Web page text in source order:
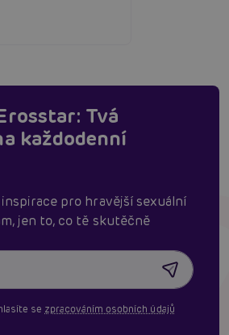
Tvá
každodenní
pro hravější sexuální
jen to, co tě skutěčně
se zpracováním osobních údajů